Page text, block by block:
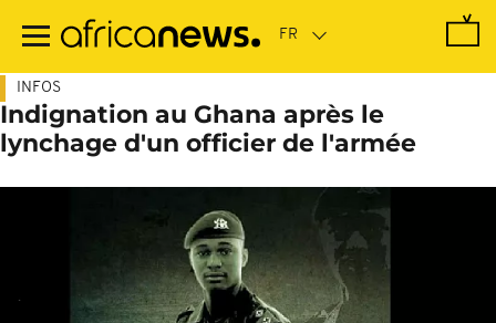
contenu
INFOS
Indignation au Ghana après le
lynchage d'un officier de l'armée